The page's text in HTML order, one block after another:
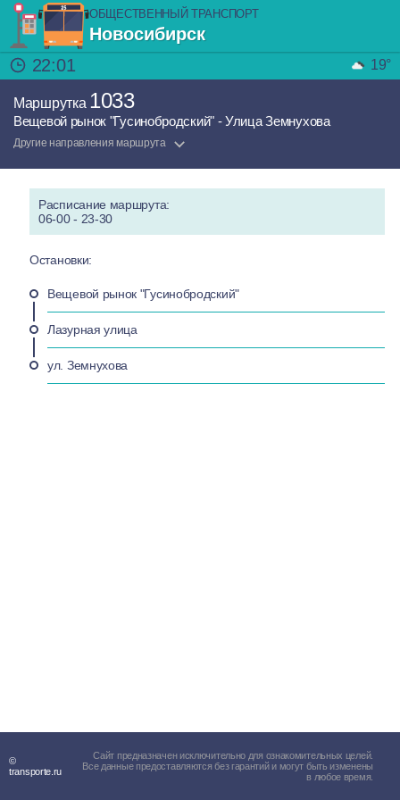
ОБЩЕСТВЕННЫЙ ТРАНСПОРТ
Новосибирск
22:01
19°
Маршрутка 1033
Вещевой рынок "Гусинобродский" - Улица Земнухова
Другие направления маршрута
Расписание маршрута:
06-00 - 23-30
Остановки:
Вещевой рынок "Гусинобродский"
Лазурная улица
ул. Земнухова
©
transporte.ru
Сайт предназначен исключительно для ознакомительных целей.
Все данные предоставляются без гарантий и могут быть изменены
в любое время.